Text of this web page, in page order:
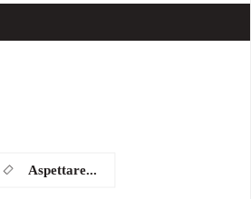
Aspettare...